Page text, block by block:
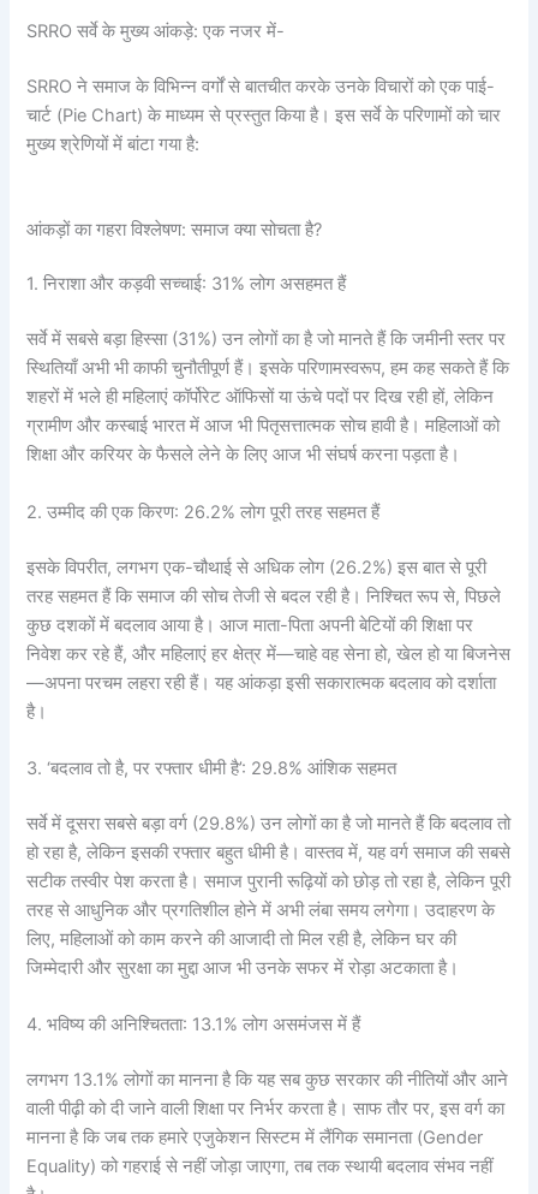
SRRO सर्वे के मुख्य आंकड़े: एक नजर में-
SRRO ने समाज के विभिन्न वर्गों से बातचीत करके उनके विचारों को एक पाई-
चार्ट (Pie Chart) के माध्यम से प्रस्तुत किया है। इस सर्वे के परिणामों को चार
मुख्य श्रेणियों में बांटा गया है:
आंकड़ों का गहरा विश्लेषण: समाज क्या सोचता है?
1. निराशा और कड़वी सच्चाई: 31% लोग असहमत हैं
सर्वे में सबसे बड़ा हिस्सा (31%) उन लोगों का है जो मानते हैं कि जमीनी स्तर पर
स्थितियाँ अभी भी काफी चुनौतीपूर्ण हैं। इसके परिणामस्वरूप, हम कह सकते हैं कि
शहरों में भले ही महिलाएं कॉर्पोरेट ऑफिसों या ऊंचे पदों पर दिख रही हों, लेकिन
ग्रामीण और कस्बाई भारत में आज भी पितृसत्तात्मक सोच हावी है। महिलाओं को
शिक्षा और करियर के फैसले लेने के लिए आज भी संघर्ष करना पड़ता है।
2. उम्मीद की एक किरण: 26.2% लोग पूरी तरह सहमत हैं
इसके विपरीत, लगभग एक-चौथाई से अधिक लोग (26.2%) इस बात से पूरी
तरह सहमत हैं कि समाज की सोच तेजी से बदल रही है। निश्चित रूप से, पिछले
कुछ दशकों में बदलाव आया है। आज माता-पिता अपनी बेटियों की शिक्षा पर
निवेश कर रहे हैं, और महिलाएं हर क्षेत्र में—चाहे वह सेना हो, खेल हो या बिजनेस
—अपना परचम लहरा रही हैं। यह आंकड़ा इसी सकारात्मक बदलाव को दर्शाता
है।
3. ‘बदलाव तो है, पर रफ्तार धीमी है’: 29.8% आंशिक सहमत
सर्वे में दूसरा सबसे बड़ा वर्ग (29.8%) उन लोगों का है जो मानते हैं कि बदलाव तो
हो रहा है, लेकिन इसकी रफ्तार बहुत धीमी है। वास्तव में, यह वर्ग समाज की सबसे
सटीक तस्वीर पेश करता है। समाज पुरानी रूढ़ियों को छोड़ तो रहा है, लेकिन पूरी
तरह से आधुनिक और प्रगतिशील होने में अभी लंबा समय लगेगा। उदाहरण के
लिए, महिलाओं को काम करने की आजादी तो मिल रही है, लेकिन घर की
जिम्मेदारी और सुरक्षा का मुद्दा आज भी उनके सफर में रोड़ा अटकाता है।
4. भविष्य की अनिश्चितता: 13.1% लोग असमंजस में हैं
लगभग 13.1% लोगों का मानना है कि यह सब कुछ सरकार की नीतियों और आने
वाली पीढ़ी को दी जाने वाली शिक्षा पर निर्भर करता है। साफ तौर पर, इस वर्ग का
मानना है कि जब तक हमारे एजुकेशन सिस्टम में लैंगिक समानता (Gender
Equality) को गहराई से नहीं जोड़ा जाएगा, तब तक स्थायी बदलाव संभव नहीं